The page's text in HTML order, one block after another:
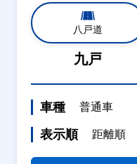
八戸道
九戸
車種 普通車
表示順 距離順